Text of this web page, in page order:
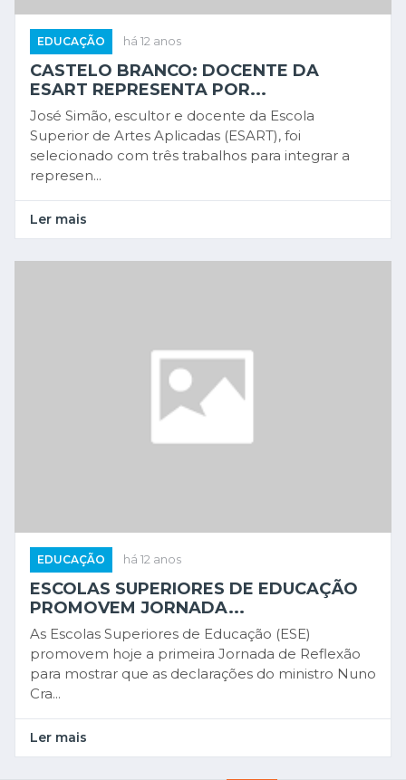
EDUCAÇÃO há 12 anos
CASTELO BRANCO: DOCENTE DA
ESART REPRESENTA POR...
José Simão, escultor e docente da Escola
Superior de Artes Aplicadas (ESART), foi
selecionado com três trabalhos para integrar a
represen...
Ler mais
EDUCAÇÃO há 12 anos
ESCOLAS SUPERIORES DE EDUCAÇÃO
PROMOVEM JORNADA...
As Escolas Superiores de Educação (ESE)
promovem hoje a primeira Jornada de Reflexão
para mostrar que as declarações do ministro Nuno
Cra...
Ler mais